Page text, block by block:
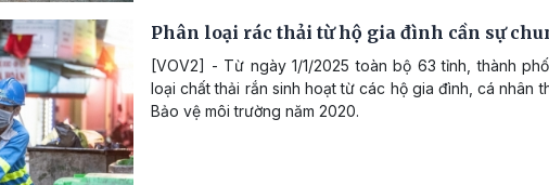
Phân loại rác thải từ hộ gia đình cần sự
[VOV2] - Từ ngày 1/1/2025 toàn bộ 63 tỉnh, thành
loại chất thải rắn sinh hoạt từ các hộ gia đình, cá nhân
Bảo vệ môi trường năm 2020.